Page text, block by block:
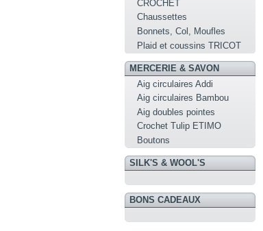
CROCHET
Chaussettes
Bonnets, Col, Moufles
Plaid et coussins TRICOT
MERCERIE & SAVON
Aig circulaires Addi
Aig circulaires Bambou
Aig doubles pointes
Crochet Tulip ETIMO
Boutons
SILK'S & WOOL'S
BONS CADEAUX